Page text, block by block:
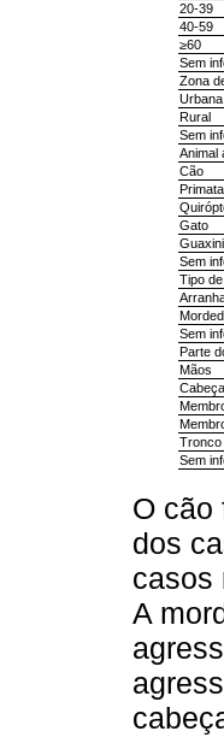
20-39
40-59
≥60
Sem
Zona
Urbana
Rural
Sem
Animal
Cão
Gato
Sem
Tipo
Sem
Parte
Mãos
Tronco
Sem
O cão
dos
casos
A